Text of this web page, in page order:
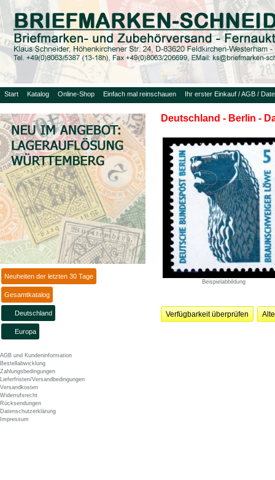
Start Katalog Online-Shop Einfach mal reinschauen Ihr erster Einkauf / AGB /
Neuheiten der letzten 30 Tage
Gesamtkatalog
Deutschland
Europa
AGB und Kundeninformation
Bestellabwicklung
Zahlungsbedingungen
Lieferfristen/Versandbedingungen
Versandkosten
Widerrufsrecht
Rücksendungen
Datenschutzerklärung
Impressum
Deutschland - Berlin -
Beispielabbildung
Verfügbarkeit überprüfen